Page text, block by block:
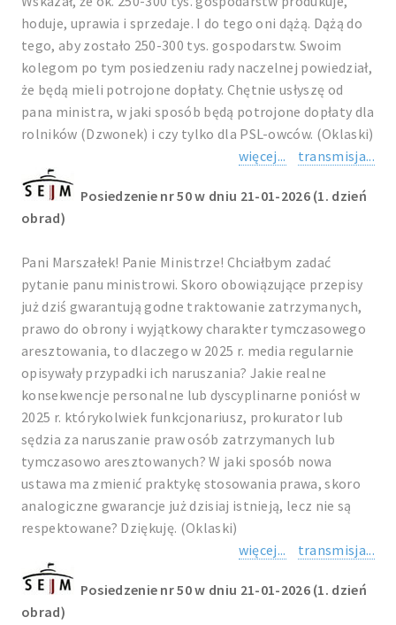
hoduje, uprawia i sprzedaje. I do tego oni dążą. Dążą do
tego, aby zostało 250-300 tys. gospodarstw. Swoim
kolegom po tym posiedzeniu rady naczelnej powiedział,
że będą mieli potrojone dopłaty. Chętnie usłyszę od
pana ministra, w jaki sposób będą potrojone dopłaty dla
rolników (Dzwonek) i czy tylko dla PSL-owców. (Oklaski)
więcej...
transmisja...
Posiedzenie nr 50 w dniu 21-01-2026 (1. dzień
obrad)
Pani Marszałek! Panie Ministrze! Chciałbym zadać
pytanie panu ministrowi. Skoro obowiązujące przepisy
już dziś gwarantują godne traktowanie zatrzymanych,
prawo do obrony i wyjątkowy charakter tymczasowego
aresztowania, to dlaczego w 2025 r. media regularnie
opisywały przypadki ich naruszania? Jakie realne
konsekwencje personalne lub dyscyplinarne poniósł w
2025 r. którykolwiek funkcjonariusz, prokurator lub
sędzia za naruszanie praw osób zatrzymanych lub
tymczasowo aresztowanych? W jaki sposób nowa
ustawa ma zmienić praktykę stosowania prawa, skoro
analogiczne gwarancje już dzisiaj istnieją, lecz nie są
respektowane? Dziękuję. (Oklaski)
więcej...
transmisja...
Posiedzenie nr 50 w dniu 21-01-2026 (1. dzień
obrad)